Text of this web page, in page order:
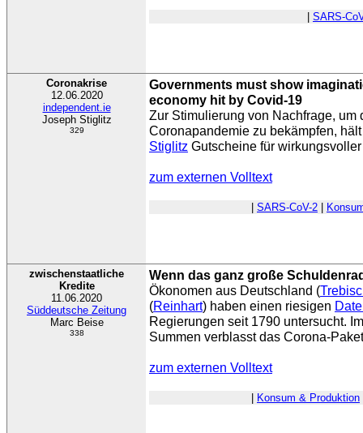
SARS-
Coronakrise
12.06.2020
independent.ie
Joseph Stiglitz
329
Governments must show
economy hit by Covid-19
Zur Stimulierung von Nachfrage, um
Coronapandemie zu bekämpfen,
Stiglitz Gutscheine für
zum externen Volltext
SARS-CoV-2
zwischenstaatliche
Kredite
11.06.2020
Süddeutsche Zeitung
Marc Beise
338
Wenn das ganz große
Ökonomen aus Deutschland (
(Reinhart) haben einen riesigen
Regierungen seit 1790 untersucht.
Summen verblasst das Corona-
zum externen Volltext
Konsum & Produktion